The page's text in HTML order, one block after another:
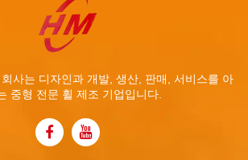
사는 디자인과 개발, 생산, 판매, 서비스를 아
중형 전문 휠 제조 기업입니다.